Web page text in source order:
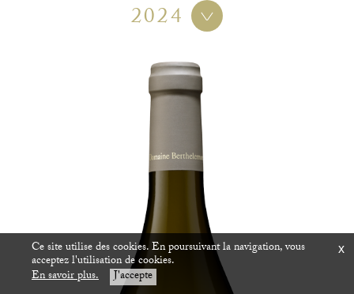
2024
Ce site utilise des cookies. En poursuivant la navigation, vous
acceptez l'utilisation de cookies.
En savoir plus. J'accepte
x